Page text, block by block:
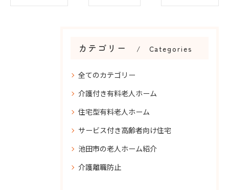
カテゴリー Categories
全てのカテゴリー
介護付き有料老人ホーム
住宅型有料老人ホーム
サービス付き高齢者向け住宅
池田市の老人ホーム紹介
介護離職防止